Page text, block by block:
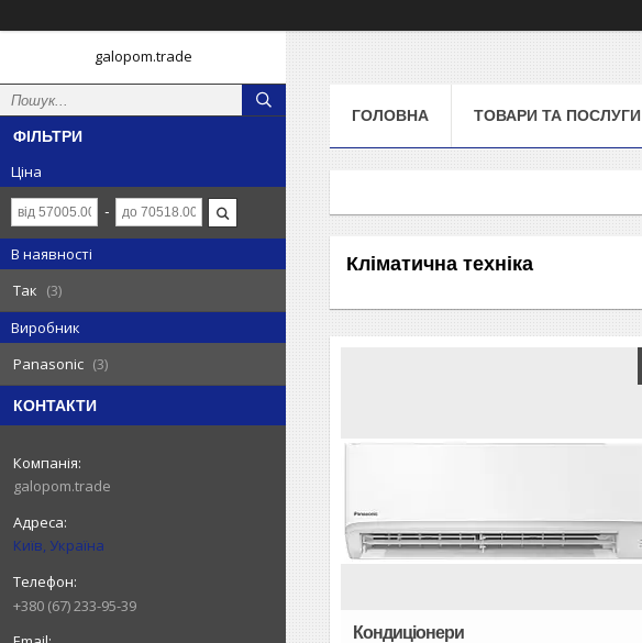
galopom.trade
ФІЛЬТРИ
Ціна
В наявності
Так
3
Виробник
Panasonic
3
КОНТАКТИ
galopom.trade
Київ, Україна
+380 (67) 233-95-39
ГОЛОВНА ТОВАРИ ТА ПОСЛУГИ
Кліматична техніка
Кондиціонери